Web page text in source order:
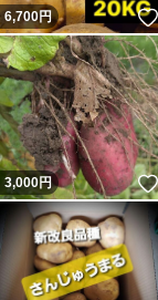
6,700円
3,000円